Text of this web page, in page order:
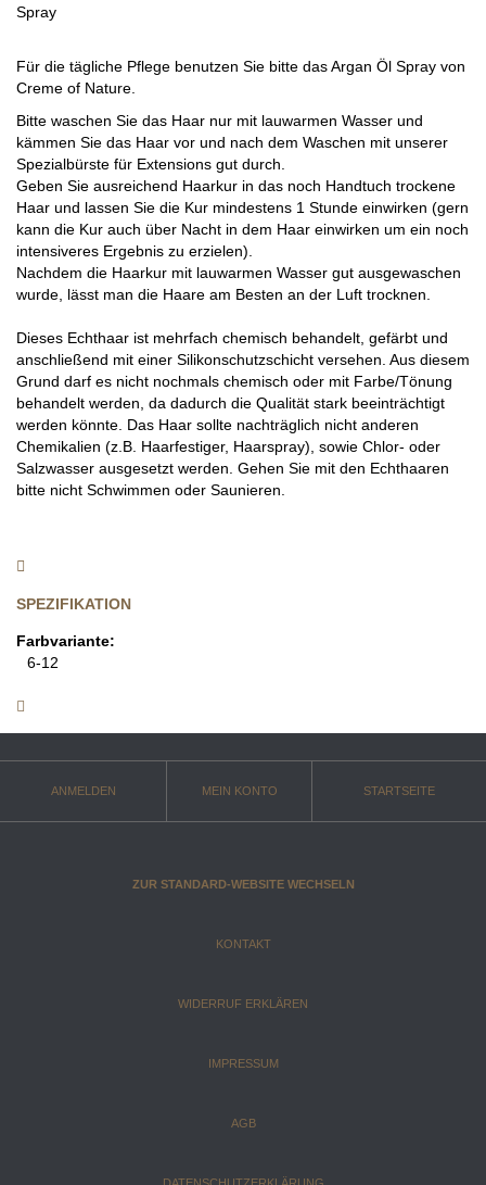
Spray
Für die tägliche Pflege benutzen Sie bitte das Argan Öl Spray von
Creme of Nature.
Bitte waschen Sie das Haar nur mit lauwarmen Wasser und
kämmen Sie das Haar vor und nach dem Waschen mit unserer
Spezialbürste für Extensions gut durch.
Geben Sie ausreichend Haarkur in das noch Handtuch trockene
Haar und lassen Sie die Kur mindestens 1 Stunde einwirken (gern
kann die Kur auch über Nacht in dem Haar einwirken um ein noch
intensiveres Ergebnis zu erzielen).
Nachdem die Haarkur mit lauwarmen Wasser gut ausgewaschen
wurde, lässt man die Haare am Besten an der Luft trocknen.
Dieses Echthaar ist mehrfach chemisch behandelt, gefärbt und
anschließend mit einer Silikonschutzschicht versehen. Aus diesem
Grund darf es nicht nochmals chemisch oder mit Farbe/Tönung
behandelt werden, da dadurch die Qualität stark beeinträchtigt
werden könnte. Das Haar sollte nachträglich nicht anderen
Chemikalien (z.B. Haarfestiger, Haarspray), sowie Chlor- oder
Salzwasser ausgesetzt werden. Gehen Sie mit den Echthaaren
bitte nicht Schwimmen oder Saunieren.
SPEZIFIKATION
Farbvariante:
6-12
ANMELDEN MEIN KONTO STARTSEITE
ZUR STANDARD-WEBSITE WECHSELN
KONTAKT
WIDERRUF ERKLÄREN
IMPRESSUM
AGB